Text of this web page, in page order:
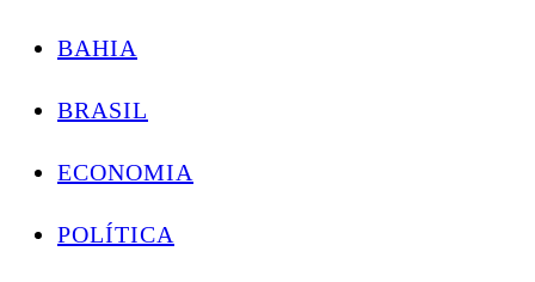
BAHIA
BRASIL
ECONOMIA
POLÍTICA